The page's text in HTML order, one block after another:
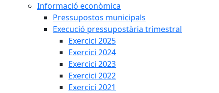
Informació econòmica
Pressupostos municipals
Execució pressupostària trimestral
Exercici 2025
Exercici 2024
Exercici 2023
Exercici 2022
Exercici 2021